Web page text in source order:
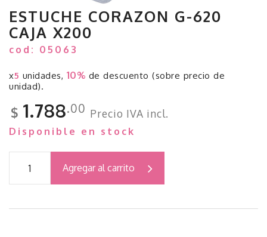
ESTUCHE CORAZON G-620
CAJA X200
cod: 05063
x5 unidades, 10% de descuento (sobre precio de
unidad).
$ 1.788.00 Precio IVA incl.
Disponible en stock
Agregar al carrito